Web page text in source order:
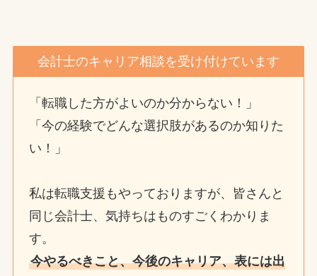
会計士のキャリア相談を受け付けています
「転職した方がよいのか分からない！」
「今の経験でどんな選択肢があるのか知りた
い！」
私は転職支援もやっておりますが、皆さんと
同じ会計士、気持ちはものすごくわかりま
す。
今やるべきこと、今後のキャリア、表には出